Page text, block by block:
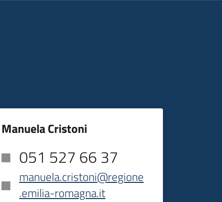
Manuela Cristoni
051 527 66 37
manuela.cristoni@regione
.emilia-romagna.it